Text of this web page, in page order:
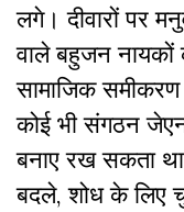
लगे। दीवारों पर
वाले बहुजन नायकों
सामाजिक
कोई भी संगठन
बनाए रख सकता
बदले, शोध के लिए